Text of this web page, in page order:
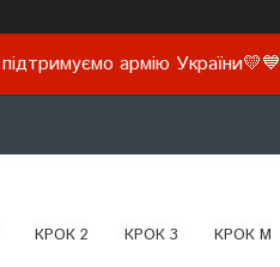
армію України💛💙
КРОК 2 КРОК 3 КРОК М